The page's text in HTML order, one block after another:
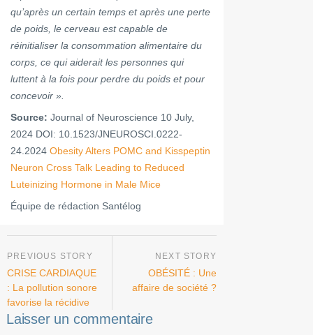
qu’après un certain temps et après une perte
de poids, le cerveau est capable de
réinitialiser la consommation alimentaire du
corps, ce qui aiderait les personnes qui
luttent à la fois pour perdre du poids et pour
concevoir ».
Source: Journal of Neuroscience 10 July,
2024 DOI: 10.1523/JNEUROSCI.0222-
24.2024 Obesity Alters POMC and Kisspeptin
Neuron Cross Talk Leading to Reduced
Luteinizing Hormone in Male Mice
Équipe de rédaction Santélog
CRISE CARDIAQUE
: La pollution sonore
favorise la récidive
OBÉSITÉ : Une
affaire de société ?
Laisser un commentaire